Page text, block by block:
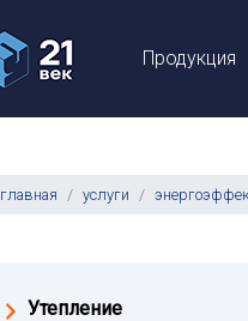
Продукция
главная услуги
Утепление